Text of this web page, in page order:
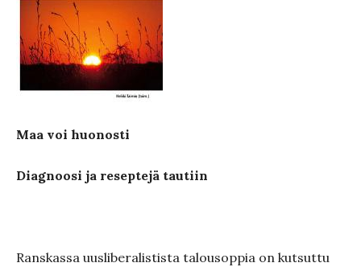
Maa voi huonosti
Diagnoosi ja reseptejä tautiin
Ranskassa uusliberalistista talousoppia on kutsuttu